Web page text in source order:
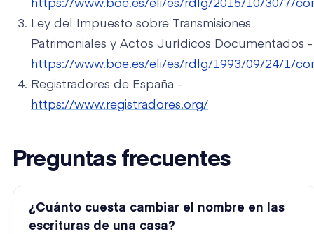
https://www.boe.es/eli/es/rdlg/2015/10/30/7/
Ley del Impuesto sobre Transmisiones
Patrimoniales y Actos Jurídicos Documentados -
https://www.boe.es/eli/es/rdlg/1993/09/24/1/
Registradores de España -
https://www.registradores.org/
Preguntas frecuentes
¿Cuánto cuesta cambiar el nombre en las
escrituras de una casa?